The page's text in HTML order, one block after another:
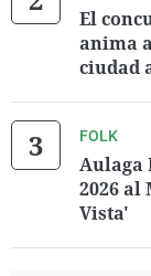
El
anima
ciudad
FOLK
Aulaga
2026 al
Vista'